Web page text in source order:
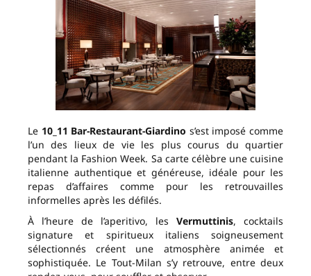
Le 10_11 Bar-Restaurant-Giardino s’est imposé comme
l’un des lieux de vie les plus courus du quartier
pendant la Fashion Week. Sa carte célèbre une cuisine
italienne authentique et généreuse, idéale pour les
repas d’affaires comme pour les retrouvailles
informelles après les défilés.
À l’heure de l’aperitivo, les Vermuttinis, cocktails
signature et spiritueux italiens soigneusement
sélectionnés créent une atmosphère animée et
sophistiquée. Le Tout-Milan s’y retrouve, entre deux